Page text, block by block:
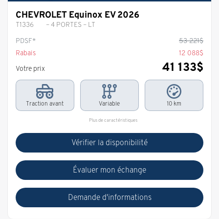
CHEVROLET Equinox EV 2026
T1336
– 4 PORTES – LT
PDSF*
53 221$
Rabais
12 088$
Votre prix
41 133$
Traction avant Variable 10 km
Plus de caractéristiques
Vérifier la disponibilité
Évaluer mon échange
Demande d'informations